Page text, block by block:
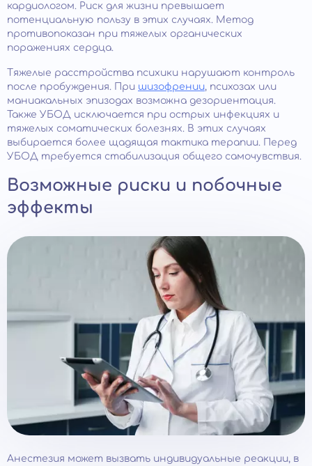
кардиологом. Риск для жизни превышает
потенциальную пользу в этих случаях. Метод
противопоказан при тяжелых органических
поражениях сердца.
Тяжелые расстройства психики нарушают контроль
после пробуждения. При шизофрении, психозах или
маниакальных эпизодах возможна дезориентация.
Также УБОД исключается при острых инфекциях и
тяжелых соматических болезнях. В этих случаях
выбирается более щадящая тактика терапии. Перед
УБОД требуется стабилизация общего самочувствия.
Возможные риски и побочные
эффекты
Анестезия может вызвать индивидуальные реакции, в